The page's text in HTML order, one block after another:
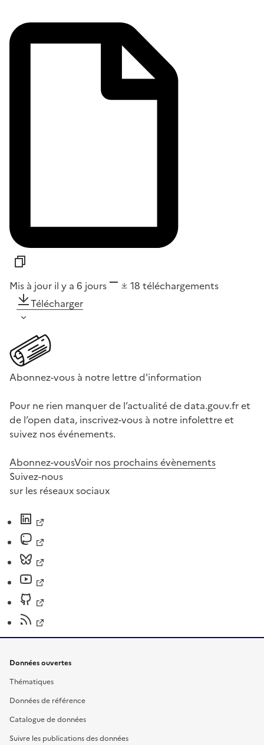
Mis à jour il y a 6 jours 18 téléchargements
Télécharger
Abonnez-vous à notre lettre d'information
Pour ne rien manquer de l’actualité de data.gouv.fr et
de l’open data, inscrivez-vous à notre infolettre et
suivez nos événements.
Abonnez-vousVoir nos prochains évènements
Suivez-nous
sur les réseaux sociaux
Données ouvertes
Thématiques
Données de référence
Catalogue de données
Suivre les publications des données